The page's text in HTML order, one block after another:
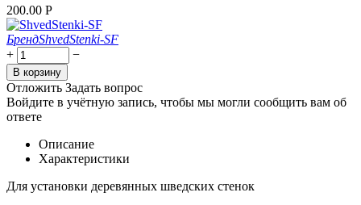
200.00 Р
БрендShvedStenki-SF
+
−
В корзину
Отложить Задать вопрос
Войдите в учётную запись, чтобы мы могли сообщить вам об
ответе
Описание
Характеристики
Для установки деревянных шведских стенок